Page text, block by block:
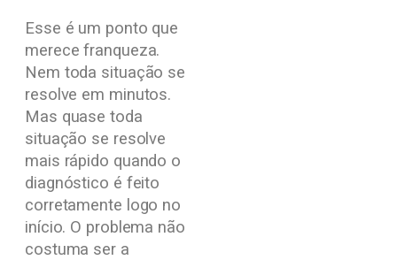
Esse é um ponto que
merece franqueza.
Nem toda situação se
resolve em minutos.
Mas quase toda
situação se resolve
mais rápido quando o
diagnóstico é feito
corretamente logo no
início. O problema não
costuma ser a